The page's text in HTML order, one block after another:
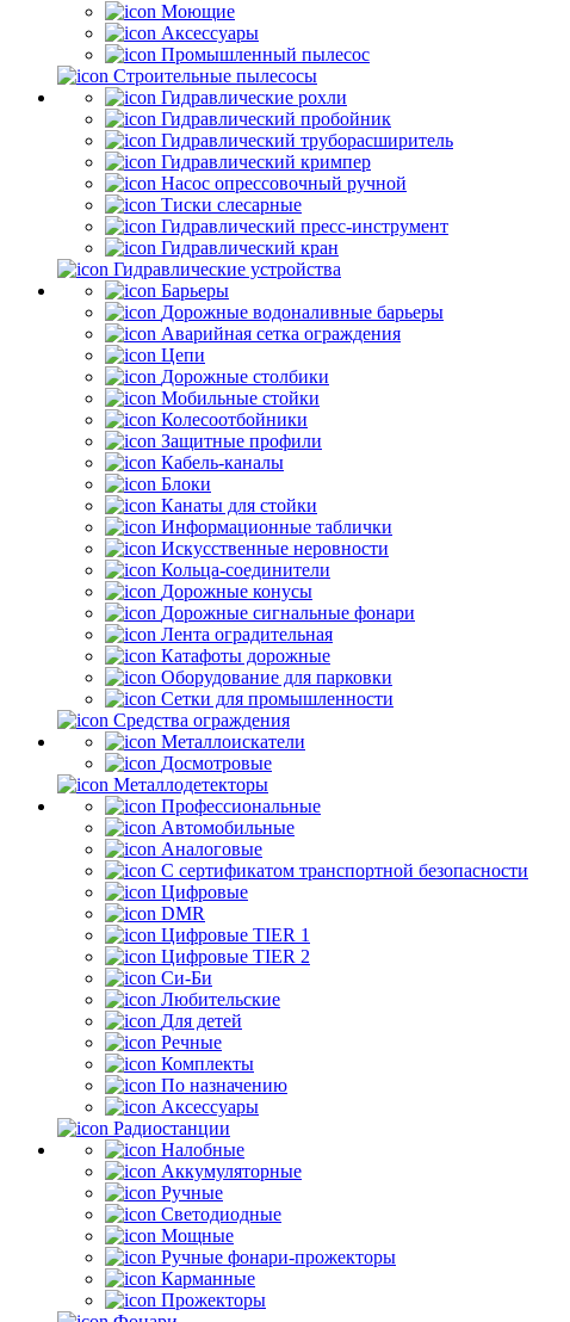
Моющие
Аксессуары
Промышленный пылесос
Строительные пылесосы
Гидравлические рохли
Гидравлический пробойник
Гидравлический труборасширитель
Гидравлический кримпер
Насос опрессовочный ручной
Тиски слесарные
Гидравлический пресс-инструмент
Гидравлический кран
Гидравлические устройства
Барьеры
Дорожные водоналивные барьеры
Аварийная сетка ограждения
Цепи
Дорожные столбики
Мобильные стойки
Колесоотбойники
Защитные профили
Кабель-каналы
Блоки
Канаты для стойки
Информационные таблички
Искусственные неровности
Кольца-соединители
Дорожные конусы
Дорожные сигнальные фонари
Лента оградительная
Катафоты дорожные
Оборудование для парковки
Сетки для промышленности
Средства ограждения
Металлоискатели
Досмотровые
Металлодетекторы
Профессиональные
Автомобильные
Аналоговые
С сертификатом транспортной безопасности
Цифровые
DMR
Цифровые TIER 1
Цифровые TIER 2
Си-Би
Любительские
Для детей
Речные
Комплекты
По назначению
Аксессуары
Радиостанции
Налобные
Аккумуляторные
Ручные
Светодиодные
Мощные
Ручные фонари-прожекторы
Карманные
Прожекторы